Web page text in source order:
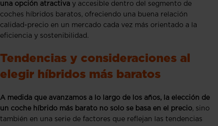
una opción atractiva y accesible dentro del segmento de
coches híbridos baratos, ofreciendo una buena relación
calidad-precio en un mercado cada vez más orientado a la
eficiencia y sostenibilidad​​​​​​​​.
Tendencias y consideraciones al
elegir híbridos más baratos
A medida que avanzamos a lo largo de los años, la elección de
un coche híbrido más barato no solo se basa en el precio, sino
también en una serie de factores que reflejan las tendencias